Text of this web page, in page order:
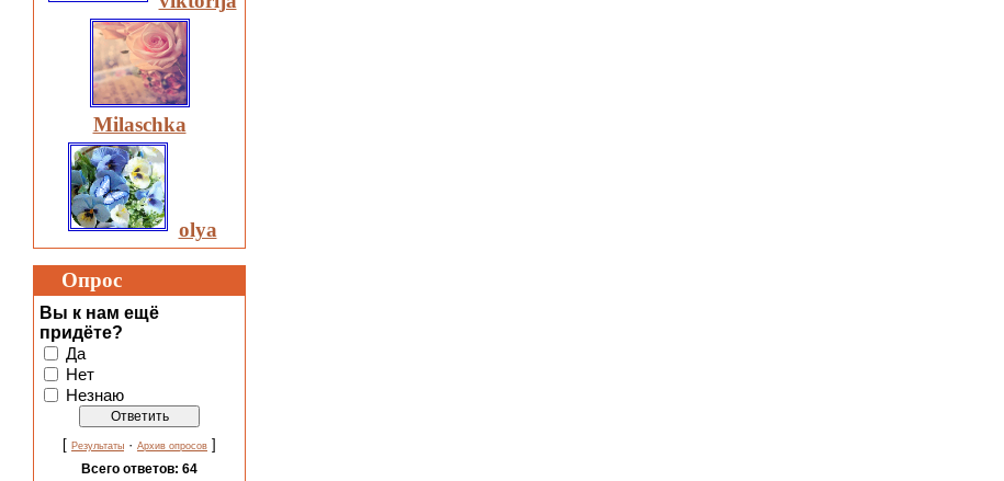
Milaschka
olya
Опрос
Вы к нам ещё
придёте?
Да
Нет
Незнаю
[ Результаты · Архив опросов ]
Всего ответов: 64